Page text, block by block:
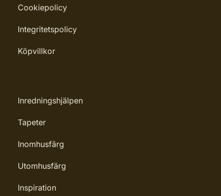
Cookiepolicy
Integritetspolicy
Köpvillkor
Inredningshjälpen
Tapeter
Inomhusfärg
Utomhusfärg
Inspiration